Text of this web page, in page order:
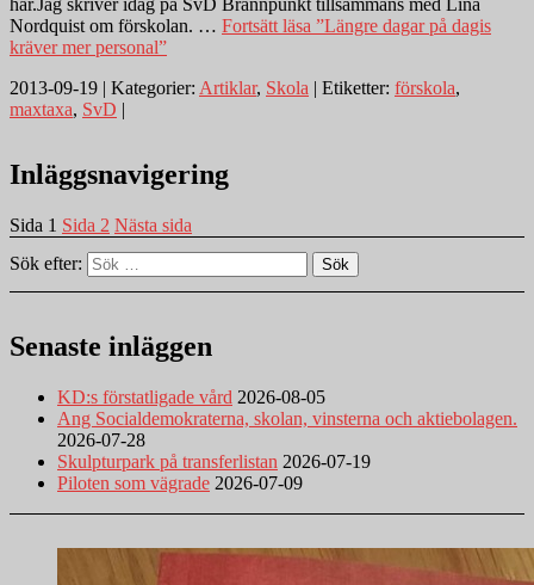
här.Jag skriver idag på SvD Brännpunkt tillsammans med Lina
Nordquist om förskolan. … Fortsätt läsa ”Längre dagar på dagis
kräver mer personal”
2013-09-19 | Kategorier: Artiklar, Skola | Etiketter: förskola,
maxtaxa, SvD |
Inläggsnavigering
Sida 1 Sida 2 Nästa sida
Sök efter:
Sök
Senaste inläggen
KD:s förstatligade vård 2026-08-05
Ang Socialdemokraterna, skolan, vinsterna och aktiebolagen.
2026-07-28
Skulpturpark på transferlistan 2026-07-19
Piloten som vägrade 2026-07-09